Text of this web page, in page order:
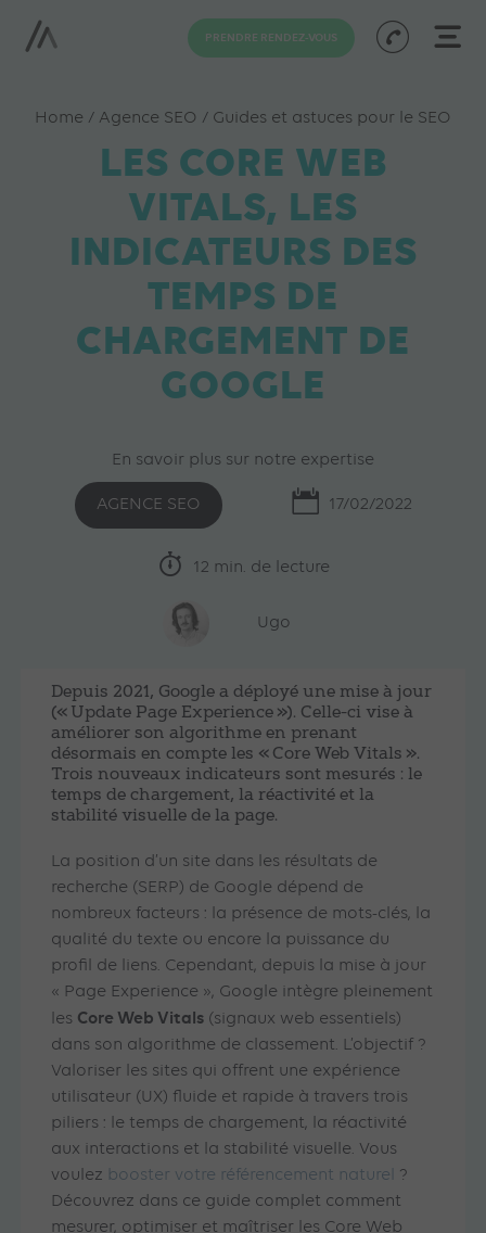
PRENDRE RENDEZ-VOUS
Home / Agence SEO / Guides et astuces pour le SEO
LES CORE WEB
VITALS, LES
INDICATEURS DES
TEMPS DE
CHARGEMENT DE
GOOGLE
En savoir plus sur notre expertise
AGENCE SEO 17/02/2022
12 min. de lecture
Ugo
Depuis 2021, Google a déployé une mise à jour
(« Update Page Experience »). Celle-ci vise à
améliorer son algorithme en prenant
désormais en compte les « Core Web Vitals ».
Trois nouveaux indicateurs sont mesurés : le
temps de chargement, la réactivité et la
stabilité visuelle de la page.
La position d’un site dans les résultats de
recherche (SERP) de Google dépend de
nombreux facteurs : la présence de mots-clés, la
qualité du texte ou encore la puissance du
profil de liens. Cependant, depuis la mise à jour
« Page Experience », Google intègre pleinement
les Core Web Vitals (signaux web essentiels)
dans son algorithme de classement. L’objectif ?
Valoriser les sites qui offrent une expérience
utilisateur (UX) fluide et rapide à travers trois
piliers : le temps de chargement, la réactivité
aux interactions et la stabilité visuelle. Vous
voulez booster votre référencement naturel
?
Découvrez dans ce guide complet comment
mesurer, optimiser et maîtriser les Core Web